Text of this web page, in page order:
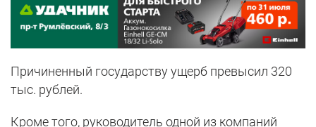
Причиненный государству ущерб превысил 320
тыс. рублей.
Кроме того, руководитель одной из компаний